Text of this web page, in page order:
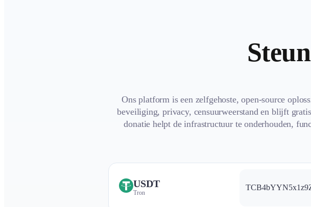
Ons platform is een zelfgehoste, open-source
beveiliging, privacy, censuurweerstand en blijft
donatie helpt de infrastructuur te onderhouden,
USDT
Tron